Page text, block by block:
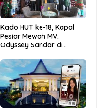
Kado HUT ke-18, Kapal
Pesiar Mewah MV.
Odyssey Sandar di
Anambas Siap Mendunia